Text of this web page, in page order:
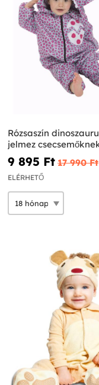
Rózsaszín
jelmez
9 895 Ft‎ 17 990 Ft‎
ELÉRHETŐ